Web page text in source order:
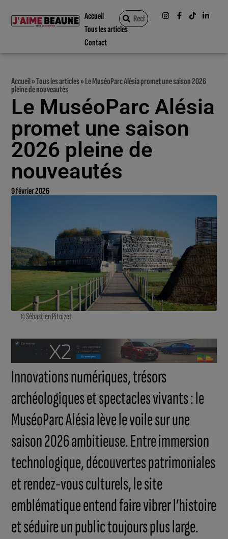
Accueil
Tous les articles
Contact
Accueil»Tous les articles»Le MuséoParc Alésia promet une saison 2026
pleine de nouveautés
Le MuséoParc Alésia
promet une saison
2026 pleine de
nouveautés
9 février 2026
© Sébastien Pitoizet
Innovations numériques, trésors
archéologiques et spectacles vivants : le
MuséoParc Alésia lève le voile sur une
saison 2026 ambitieuse. Entre immersion
technologique, découvertes patrimoniales
et rendez-vous culturels, le site
emblématique entend faire vibrer l’histoire
et séduire un public toujours plus large.